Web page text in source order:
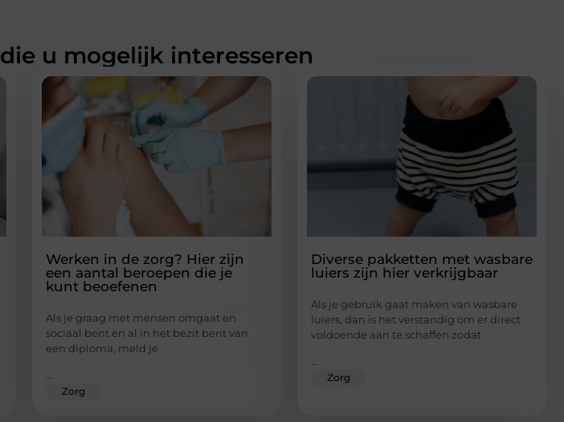
die u mogelijk interesseren
Werken in de zorg? Hier zijn
een aantal beroepen die je
kunt beoefenen
Als je graag met mensen omgaat en
sociaal bent en al in het bezit bent van
een diploma, meld je
...
Zorg
Diverse pakketten met wasbare
luiers zijn hier verkrijgbaar
Als je gebruik gaat maken van wasbare
luiers, dan is het verstandig om er direct
voldoende aan te schaffen zodat
...
Zorg